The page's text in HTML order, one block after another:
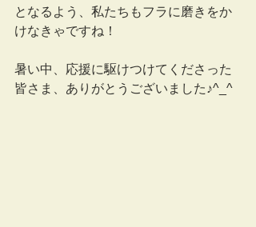
となるよう、私たちもフラに磨きをか
けなきゃですね！
暑い中、応援に駆けつけてくださった
皆さま、ありがとうございました♪^_^